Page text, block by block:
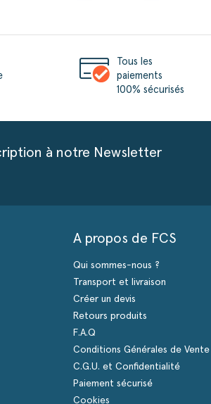
Tous les
paiements
100% sécurisés
à notre Newsletter
A propos de FCS
Qui sommes-nous ?
Transport et livraison
Créer un devis
Retours produits
F.A.Q
Conditions Générales de Vente
C.G.U. et Confidentialité
Paiement sécurisé
Cookies